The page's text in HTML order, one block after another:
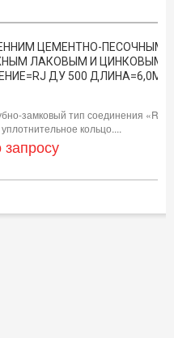
ЦЕМЕНТНО-ПЕСОЧНЫМ
ЛАКОВЫМ И ЦИНКОВЫМ
ДУ 500 ДЛИНА=6,0М
замковый тип соединения «RJ»
кольцо....